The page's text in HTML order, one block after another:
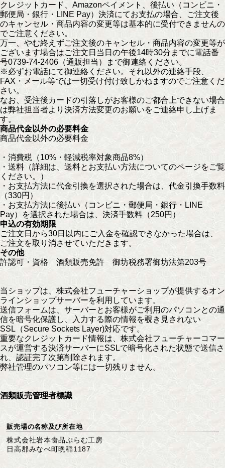
クレジットカード、Amazonペイメント、後払い（コンビニ・
郵便局・銀行・LINE Pay）決済にてお支払の場合、ご注文後
のキャンセル・商品内容の変更等は基本的に受付できませんの
でご注意ください。
万一、やむ終えずご注文後のキャンセル・商品内容の変更等が
ございます場合はご注文日当日の午後14時30分までに電話番
号0739-74-2406（通販担当）まで御連絡ください。
※必ずお電話にて御連絡ください。それ以外の連絡手段、
FAX・メール等では一切受け付け致しかねますのでご注意くだ
さい。
なお、受注後カードの引落しがお客様のご都合上できない場合
は弊社担当者より決済方法変更のお願いをご連絡申し上げま
す。
商品代金以外の必要料金
商品代金以外の必要料金
・消費税（10%・軽減税率対象商品8%）
・送料（詳細は、送料とお支払い方法についてのページをご覧
ください。）
・お支払方法に代金引換を選択された場合は、代金引換手数料
（330円）
・お支払方法に後払い（コンビニ・郵便局・銀行・LINE
Pay）を選択された場合は、決済手数料（250円）
申込の有効期限
ご注文日から30日以内にご入金を確認できなかった場合は、
ご注文を取り消させていただきます。
その他
許認可・資格 酒類販売免許 御坊税務署御坊法第203号
当ショップは、株式会社フューチャーショップが提供するオン
ラインショップサーバーを利用しています。
送信フォームは、サーバーとお客様がご利用のパソコンとの通
信を暗号化保護し、入力する際の情報を覗き見されない
SSL（Secure Sockets Layer)対応です。
重要なクレジットカード情報は、株式会社フューチャーコマー
スが運営する決済サーバーにSSLで暗号化された状態で送信さ
れ、認証完了次第削除されます。
弊社管理のパソコン等には一切残りません。
酒類販売管理者標識
販売場の名称及び所在地
株式会社岩本食品ぷらむ工房
日高郡みなべ町晩稲1187